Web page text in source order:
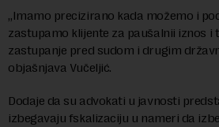
„Imamo precizirano kada možemo i
zastupamo klijente za paušalnii iznos i
zastupanje pred sudom i drugim
objašnjava Vučeljić.
Dodaje da su advokati u javnosti
izbegavaju fskalizaciju u nameri da